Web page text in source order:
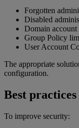
Forgotten
Disabled
Domain account
Group Policy
User Account
The appropriate
configuration.
Best
To improve security: